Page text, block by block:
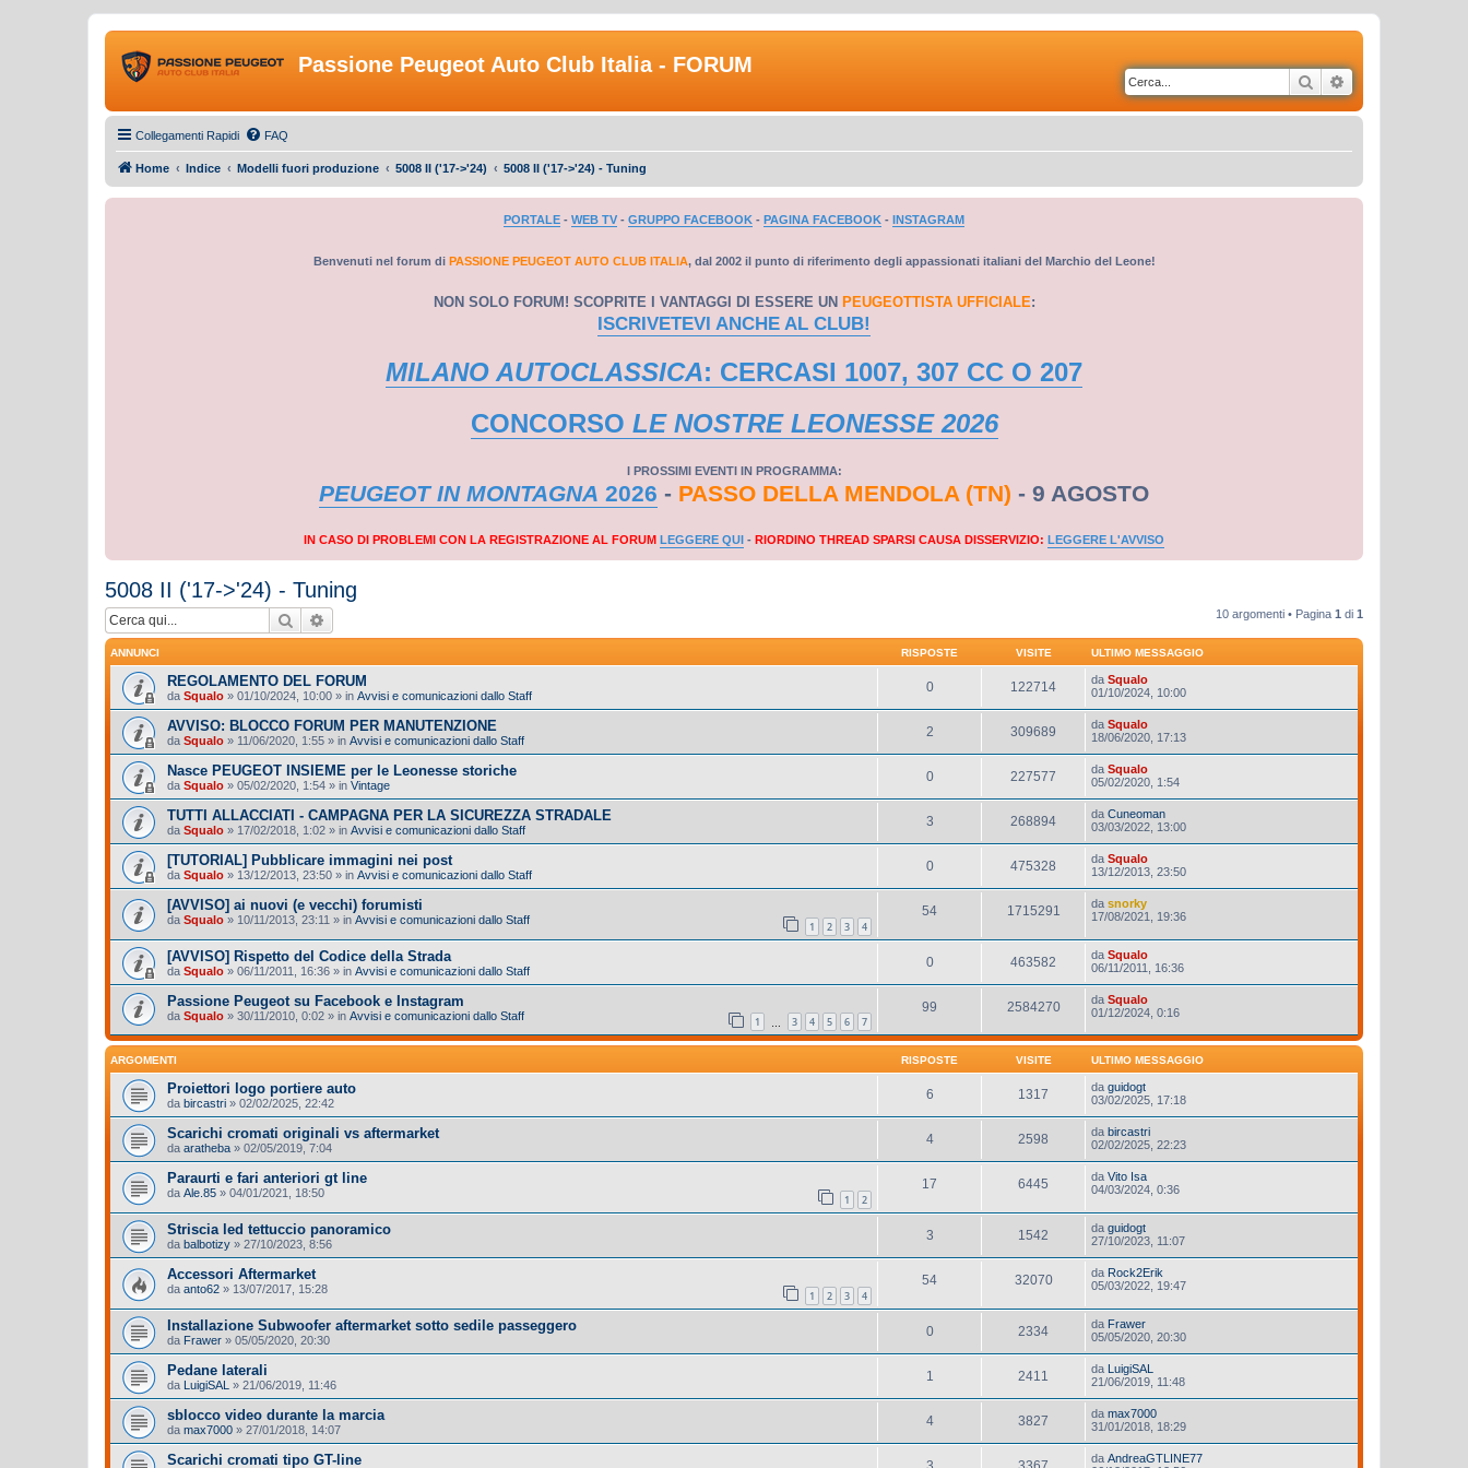
Passione Peugeot Auto Club Italia - FORUM
Cerca
Collegamenti Rapidi FAQ
Home Indice Modelli fuori produzione 5008 II ('17->'24) 5008 II ('17->'24) - Tuning
PORTALE - WEB TV - GRUPPO FACEBOOK - PAGINA FACEBOOK - INSTAGRAM
Benvenuti nel forum di PASSIONE PEUGEOT AUTO CLUB ITALIA, dal 2002 il punto di riferimento degli appassionati italiani del Marchio del Leone!
NON SOLO FORUM! SCOPRITE I VANTAGGI DI ESSERE UN PEUGEOTTISTA UFFICIALE:
ISCRIVETEVI ANCHE AL CLUB!
MILANO AUTOCLASSICA: CERCASI 1007, 307 CC O 207
CONCORSO LE NOSTRE LEONESSE 2026
I PROSSIMI EVENTI IN PROGRAMMA:
PEUGEOT IN MONTAGNA 2026 - PASSO DELLA MENDOLA (TN) - 9 AGOSTO
IN CASO DI PROBLEMI CON LA REGISTRAZIONE AL FORUM LEGGERE QUI - RIORDINO THREAD SPARSI CAUSA DISSERVIZIO: LEGGERE L'AVVISO
5008 II ('17->'24) - Tuning
Cerca 10 argomenti • Pagina 1 di 1
ANNUNCI RISPOSTE VISITE ULTIMO MESSAGGIO
REGOLAMENTO DEL FORUM
da Squalo » 01/10/2024, 10:00 » in Avvisi e comunicazioni dallo Staff
0 122714 da Squalo
01/10/2024, 10:00
AVVISO: BLOCCO FORUM PER MANUTENZIONE
da Squalo » 11/06/2020, 1:55 » in Avvisi e comunicazioni dallo Staff
2 309689 da Squalo
18/06/2020, 17:13
Nasce PEUGEOT INSIEME per le Leonesse storiche
da Squalo » 05/02/2020, 1:54 » in Vintage
0 227577 da Squalo
05/02/2020, 1:54
TUTTI ALLACCIATI - CAMPAGNA PER LA SICUREZZA STRADALE
da Squalo » 17/02/2018, 1:02 » in Avvisi e comunicazioni dallo Staff
3 268894 da Cuneoman
03/03/2022, 13:00
[TUTORIAL] Pubblicare immagini nei post
da Squalo » 13/12/2013, 23:50 » in Avvisi e comunicazioni dallo Staff
0 475328 da Squalo
13/12/2013, 23:50
[AVVISO] ai nuovi (e vecchi) forumisti
da Squalo » 10/11/2013, 23:11 » in Avvisi e comunicazioni dallo Staff 1 2 3 4
54 1715291 da snorky
17/08/2021, 19:36
[AVVISO] Rispetto del Codice della Strada
da Squalo » 06/11/2011, 16:36 » in Avvisi e comunicazioni dallo Staff
0 463582 da Squalo
06/11/2011, 16:36
Passione Peugeot su Facebook e Instagram
da Squalo » 30/11/2010, 0:02 » in Avvisi e comunicazioni dallo Staff 1 3 4 5 6 7
99 2584270 da Squalo
01/12/2024, 0:16
ARGOMENTI RISPOSTE VISITE ULTIMO MESSAGGIO
Proiettori logo portiere auto
da bircastri » 02/02/2025, 22:42
6 1317 da guidogt
03/02/2025, 17:18
Scarichi cromati originali vs aftermarket
da aratheba » 02/05/2019, 7:04
4 2598 da bircastri
02/02/2025, 22:23
Paraurti e fari anteriori gt line
da Ale.85 » 04/01/2021, 18:50 1 2
17 6445 da Vito Isa
04/03/2024, 0:36
Striscia led tettuccio panoramico
da balbotizy » 27/10/2023, 8:56
3 1542 da guidogt
27/10/2023, 11:07
Accessori Aftermarket
da anto62 » 13/07/2017, 15:28 1 2 3 4
54 32070 da Rock2Erik
05/03/2022, 19:47
Installazione Subwoofer aftermarket sotto sedile passeggero
da Frawer » 05/05/2020, 20:30
0 2334 da Frawer
05/05/2020, 20:30
Pedane laterali
da LuigiSAL » 21/06/2019, 11:46
1 2411 da LuigiSAL
21/06/2019, 11:48
sblocco video durante la marcia
da max7000 » 27/01/2018, 14:07
4 3827 da max7000
31/01/2018, 18:29
Scarichi cromati tipo GT-line da AndreaGTLINE77